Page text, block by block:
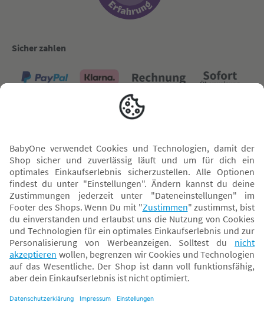
Sicher zahlen
Versand mit
* Alle Preise inkl. MwSt. und ggf. zzgl.Versandkosten. Der dargestellte Preis gilt -
abhängig von der von dir gewählten Option - im BabyOne-Onlineshop oder bei
Abholung in dem von dir gewählten BabyOne-Franchise-Betrieb. Der für den
Onlineshop geltende Preis stellt bei einem Verkauf durch unsere Franchise-
Nehmer eine unverbindliche Preisempfehlung dar. Der Verkaufspreis der
daher von dem Verkaufspreis im Onlineshop abweichen. Angaben zu